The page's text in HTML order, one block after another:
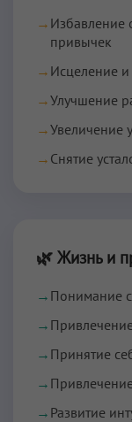
→ Избавление
привычек
→ Исцеление
→Улучшение
→Увеличение
→ Снятие
🌿 Жизнь и
→ Понимание
→
→ Принятие
→
→ Развитие